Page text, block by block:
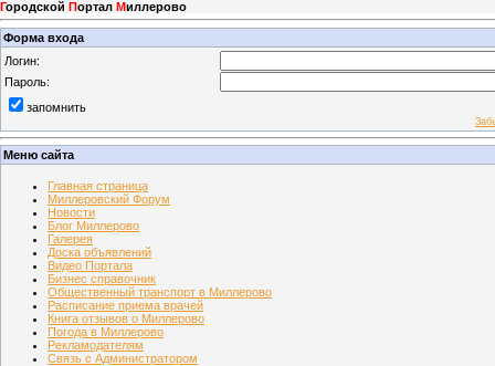
Городской Портал Миллерово
Форма входа
Логин:
Пароль:
запомнить
Меню сайта
Главная страница
Миллеровский Форум
Новости
Блог Миллерово
Галерея
Доска объявлений
Видео Портала
Бизнес справочник
Общественный транспорт в Миллерово
Расписание приема врачей
Книга отзывов о Миллерово
Погода в Миллерово
Рекламодателям
Связь с Администратором